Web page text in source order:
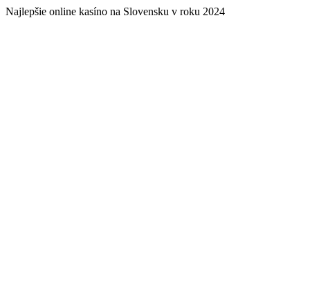
Najlepšie online kasíno na Slovensku v roku 2024